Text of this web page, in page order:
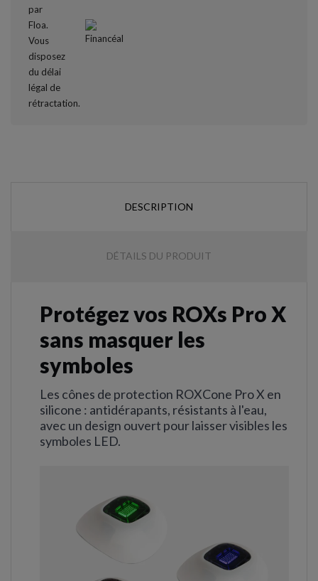
DESCRIPTION
DÉTAILS DU PRODUIT
Protégez vos ROXs Pro X
sans masquer les
symboles
Les cônes de protection ROXCone Pro X en
silicone : antidérapants, résistants à l'eau,
avec un design ouvert pour laisser visibles les
symboles LED.